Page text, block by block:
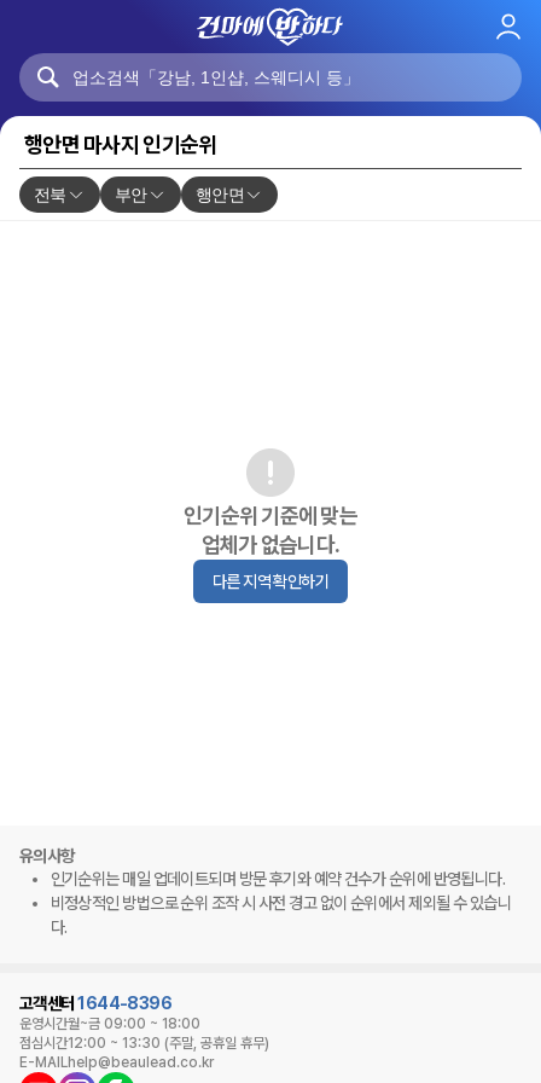
로
행안면 마사지 인기순위
전북 부안 행안면
인기순위 기준에 맞는
업체가 없습니다.
다른 지역 확인하기
유의사항
인기순위는 매일 업데이트되며 방문 후기와 예약 건수가 순위에 반영됩니다.
비정상적인 방법으로 순위 조작 시 사전 경고 없이 순위에서 제외될 수 있습니
다.
고객센터 1644-8396
운영시간월~금 09:00 ~ 18:00
점심시간12:00 ~ 13:30 (주말, 공휴일 휴무)
E-MAILhelp@beaulead.co.kr